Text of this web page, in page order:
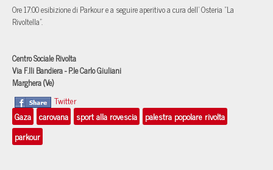
Ore 17:00 esibizione di Parkour e a seguire aperitivo a cura dell' Osteria "La
Rivoltella".
Centro Sociale Rivolta
Via F.lli Bandiera - P.le Carlo Giuliani
Marghera (Ve)
Twitter
Gaza carovana sport alla rovescia
palestra popolare rivolta
parkour